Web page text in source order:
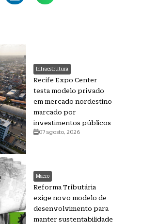
Infraestrutura
Recife Expo Center
testa modelo privado
em mercado nordestino
marcado por
investimentos públicos
07 agosto, 2026
Macro
Reforma Tributária
exige novo modelo de
desenvolvimento para
manter sustentabilidade